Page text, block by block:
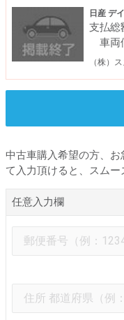
日産 デ
支払総
車両
中古車購入希望の方、
て入力頂けると、スムー
任意入力欄